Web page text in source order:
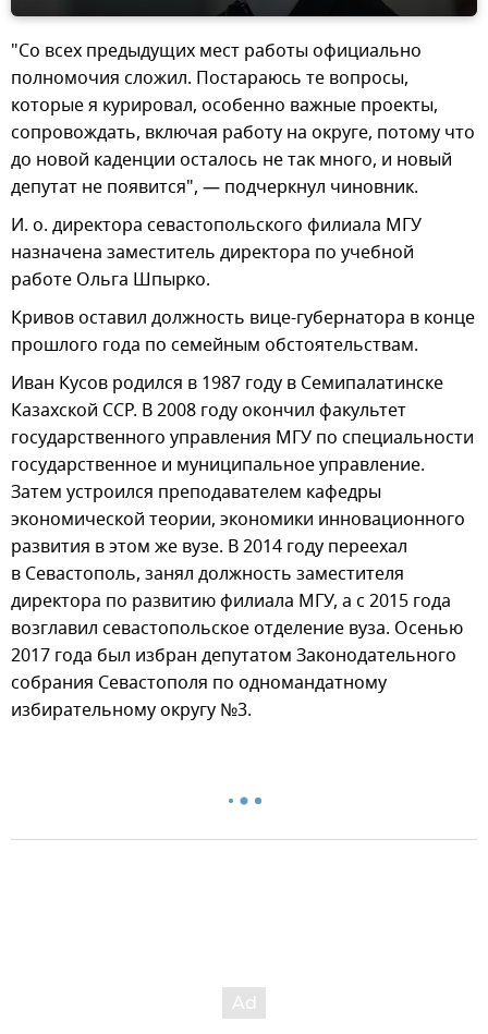
"Со всех предыдущих мест работы официально
полномочия сложил. Постараюсь те вопросы,
которые я курировал, особенно важные проекты,
сопровождать, включая работу на округе, потому что
до новой каденции осталось не так много, и новый
депутат не появится", — подчеркнул чиновник.
И. о. директора севастопольского филиала МГУ
назначена заместитель директора по учебной
работе Ольга Шпырко.
Кривов оставил должность вице-губернатора в конце
прошлого года по семейным обстоятельствам.
Иван Кусов родился в 1987 году в Семипалатинске
Казахской ССР. В 2008 году окончил факультет
государственного управления МГУ по специальности
государственное и муниципальное управление.
Затем устроился преподавателем кафедры
экономической теории, экономики инновационного
развития в этом же вузе. В 2014 году переехал
в Севастополь, занял должность заместителя
директора по развитию филиала МГУ, а с 2015 года
возглавил севастопольское отделение вуза. Осенью
2017 года был избран депутатом Законодательного
собрания Севастополя по одномандатному
избирательному округу №3.